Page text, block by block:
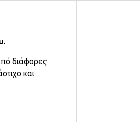
διάφορες
και